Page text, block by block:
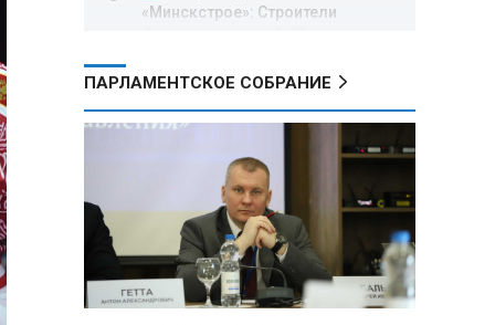
«Минскстрое»: Строители
в улучшении охраны труда
МИД РФ: Поездка
Зеленского в США не принесла
ожидаемых результатов
Белорусские школьники
собрали первые «космические»
томаты из семян, побывавших
на орбите
ПАРЛАМЕНТСКОЕ СОБРАНИЕ